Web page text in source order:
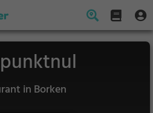
in Borken